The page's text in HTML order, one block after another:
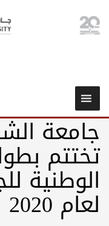
جامعة
تختتم
الوطنية
لعام 2020